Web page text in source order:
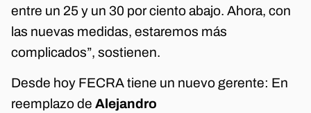
entre un 25 y un 30 por ciento abajo. Ahora, con
las nuevas medidas, estaremos más
complicados”, sostienen.
Desde hoy FECRA tiene un nuevo gerente: En
reemplazo de Alejandro